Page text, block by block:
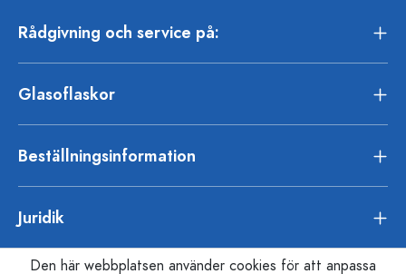
Rådgivning och service på:
Glasoflaskor
Beställningsinformation
Juridik
Den här webbplatsen använder cookies för att anpassa